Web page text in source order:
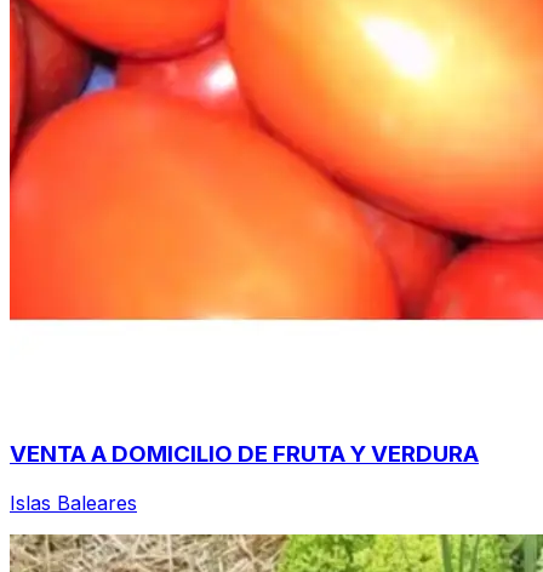
VENTA A DOMICILIO DE FRUTA Y VERDURA
Islas Baleares